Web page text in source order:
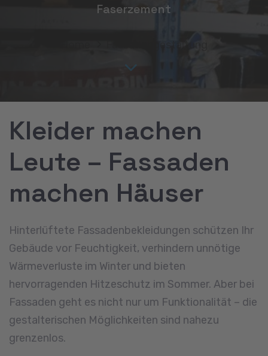
Faserzement
Kleider machen
Leute – Fassaden
machen Häuser
Hinterlüftete Fassadenbekleidungen schützen Ihr
Gebäude vor Feuchtigkeit, verhindern unnötige
Wärmeverluste im Winter und bieten
hervorragenden Hitzeschutz im Sommer. Aber bei
Fassaden geht es nicht nur um Funktionalität – die
gestalterischen Möglichkeiten sind nahezu
grenzenlos.